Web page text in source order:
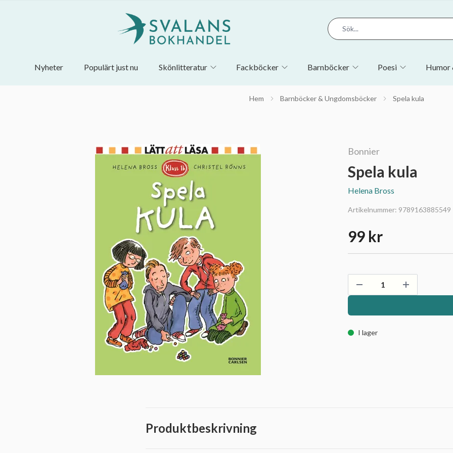
Nyheter Populärt just nu Skönlitteratur Fackböcker Barnböcker Poesi Humor
Hem Barnböcker & Ungdomsböcker Spela kula
Bonnier
Spela kula
Helena Bross
Artikelnummer: 9789163885549
99 kr
I lager
Produktbeskrivning